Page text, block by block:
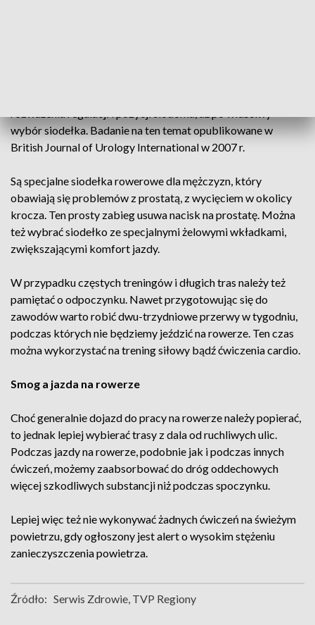
wybór siodełka. Badanie na ten temat opublikowane w
British Journal of Urology International w 2007 r.
Są specjalne siodełka rowerowe dla mężczyzn, który
obawiają się problemów z prostatą, z wycięciem w okolicy
krocza. Ten prosty zabieg usuwa nacisk na prostatę. Można
też wybrać siodełko ze specjalnymi żelowymi wkładkami,
zwiększającymi komfort jazdy.
W przypadku częstych treningów i długich tras należy też
pamiętać o odpoczynku. Nawet przygotowując się do
zawodów warto robić dwu-trzydniowe przerwy w tygodniu,
podczas których nie będziemy jeździć na rowerze. Ten czas
można wykorzystać na trening siłowy bądź ćwiczenia cardio.
Smog a jazda na rowerze
Choć generalnie dojazd do pracy na rowerze należy popierać,
to jednak lepiej wybierać trasy z dala od ruchliwych ulic.
Podczas jazdy na rowerze, podobnie jak i podczas innych
ćwiczeń, możemy zaabsorbować do dróg oddechowych
więcej szkodliwych substancji niż podczas spoczynku.
Lepiej więc też nie wykonywać żadnych ćwiczeń na świeżym
powietrzu, gdy ogłoszony jest alert o wysokim stężeniu
zanieczyszczenia powietrza.
Źródło: Serwis Zdrowie, TVP Regiony